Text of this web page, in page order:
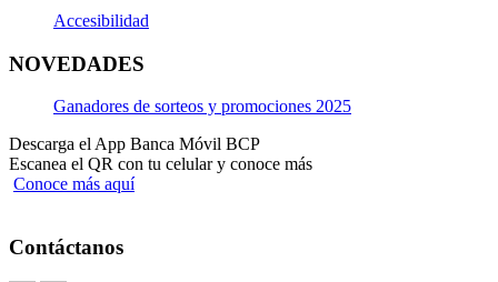
Accesibilidad
NOVEDADES
Ganadores de sorteos y promociones 2025
Descarga el App Banca Móvil BCP
Escanea el QR con tu celular y conoce más
Conoce más aquí
Contáctanos